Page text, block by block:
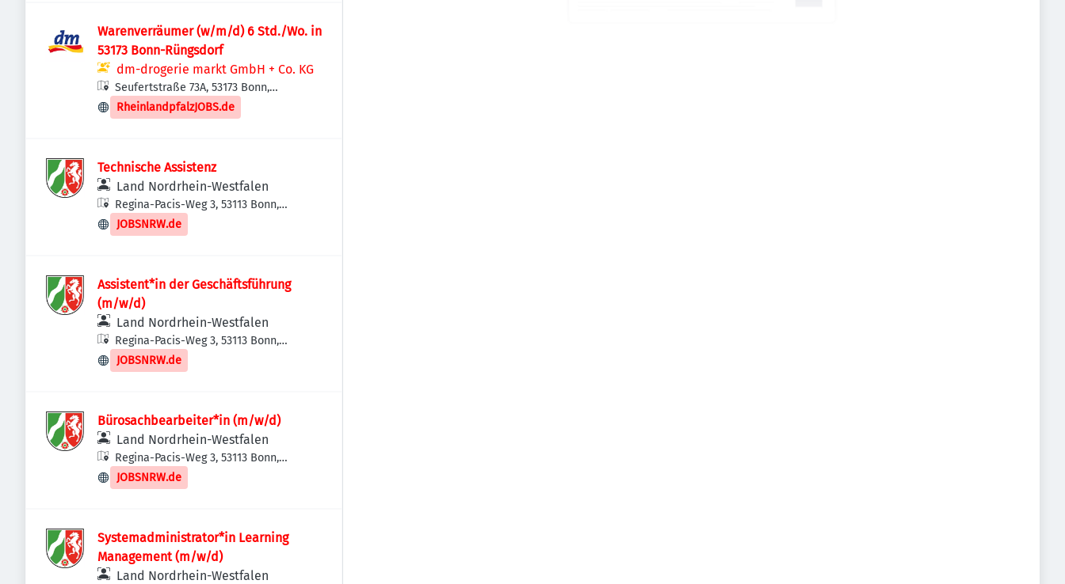
Warenverräumer (w/m/d) 6 Std./Wo. in
53173 Bonn-Rüngsdorf
dm-drogerie markt GmbH + Co. KG
Seufertstraße 73A, 53173 Bonn,
Deutschland
RheinlandpfalzJOBS.de
Technische Assistenz
Land Nordrhein-Westfalen
Regina-Pacis-Weg 3, 53113 Bonn,
Deutschland
JOBSNRW.de
Assistent*in der Geschäftsführung
(m/w/d)
Land Nordrhein-Westfalen
Regina-Pacis-Weg 3, 53113 Bonn,
Deutschland
JOBSNRW.de
Bürosachbearbeiter*in (m/w/d)
Land Nordrhein-Westfalen
Regina-Pacis-Weg 3, 53113 Bonn,
Deutschland
JOBSNRW.de
Systemadministrator*in Learning
Management (m/w/d)
Land Nordrhein-Westfalen